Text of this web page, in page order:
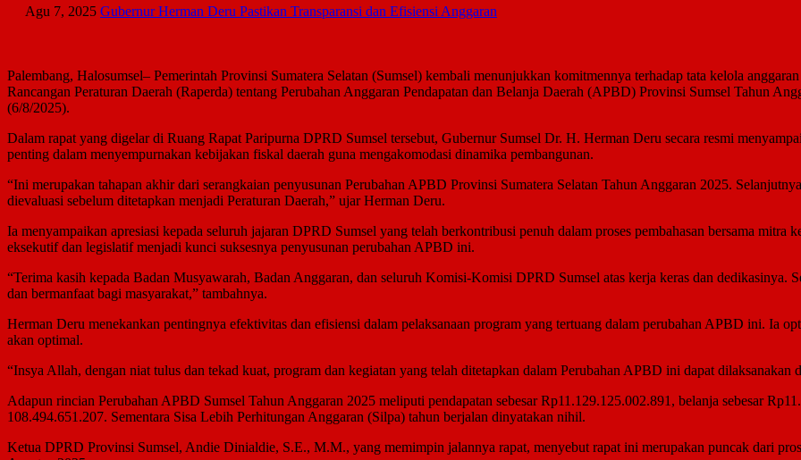
Agu 7, 2025 Gubernur Herman Deru Pastikan Transparansi dan Efisiensi Anggaran
Palembang, Halosumsel– Pemerintah Provinsi Sumatera Selatan (Sumsel) kembali menunjukkan komitmennya terhadap tata kelola
Rancangan Peraturan Daerah (Raperda) tentang Perubahan Anggaran Pendapatan dan Belanja Daerah (APBD) Provinsi Sumsel Tahun
(6/8/2025).
Dalam rapat yang digelar di Ruang Rapat Paripurna DPRD Sumsel tersebut, Gubernur Sumsel Dr. H. Herman Deru secara resmi
penting dalam menyempurnakan kebijakan fiskal daerah guna mengakomodasi dinamika pembangunan.
“Ini merupakan tahapan akhir dari serangkaian penyusunan Perubahan APBD Provinsi Sumatera Selatan Tahun Anggaran 2025.
dievaluasi sebelum ditetapkan menjadi Peraturan Daerah,” ujar Herman Deru.
Ia menyampaikan apresiasi kepada seluruh jajaran DPRD Sumsel yang telah berkontribusi penuh dalam proses pembahasan bersama
eksekutif dan legislatif menjadi kunci suksesnya penyusunan perubahan APBD ini.
“Terima kasih kepada Badan Musyawarah, Badan Anggaran, dan seluruh Komisi-Komisi DPRD Sumsel atas kerja keras dan dedikasinya.
dan bermanfaat bagi masyarakat,” tambahnya.
Herman Deru menekankan pentingnya efektivitas dan efisiensi dalam pelaksanaan program yang tertuang dalam perubahan APBD ini. Ia
akan optimal.
“Insya Allah, dengan niat tulus dan tekad kuat, program dan kegiatan yang telah ditetapkan dalam Perubahan APBD ini dapat dilaksanakan
Adapun rincian Perubahan APBD Sumsel Tahun Anggaran 2025 meliputi pendapatan sebesar Rp11.129.125.002.891, belanja sebesar
108.494.651.207. Sementara Sisa Lebih Perhitungan Anggaran (Silpa) tahun berjalan dinyatakan nihil.
Ketua DPRD Provinsi Sumsel, Andie Dinialdie, S.E., M.M., yang memimpin jalannya rapat, menyebut rapat ini merupakan puncak dari